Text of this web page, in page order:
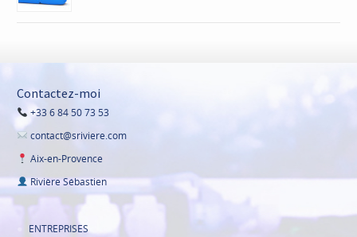
Contactez-moi
+33 6 84 50 73 53
contact@sriviere.com
Aix-en-Provence
Rivière Sébastien
ENTREPRISES